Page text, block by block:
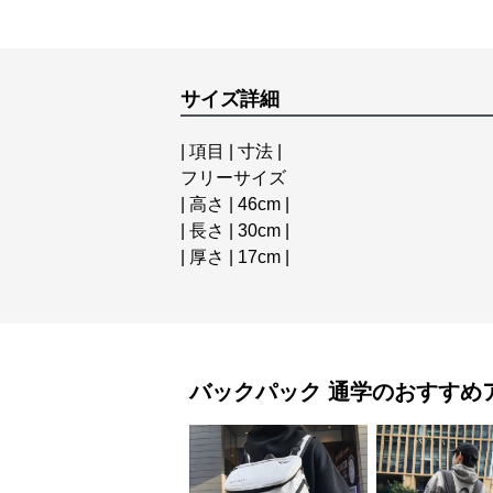
サイズ詳細
| 項目 | 寸法 |
フリーサイズ
| 高さ | 46cm |
| 長さ | 30cm |
| 厚さ | 17cm |
バックパック 通学のおすすめ